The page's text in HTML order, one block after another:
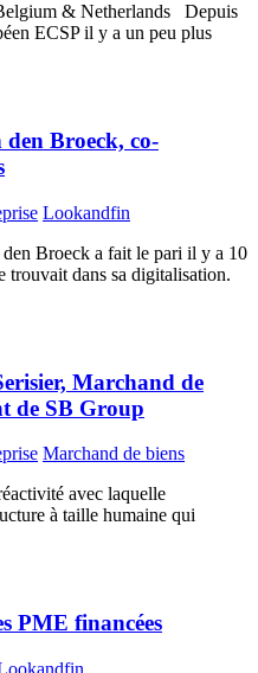
& Netherlands Depuis
ECSP il y a un peu plus
Broeck, co-
Lookandfin
Broeck a fait le pari il y a 10
trouvait dans sa digitalisation.
Marchand de
de SB Group
Marchand de biens
avec laquelle
à taille humaine qui
PME financées